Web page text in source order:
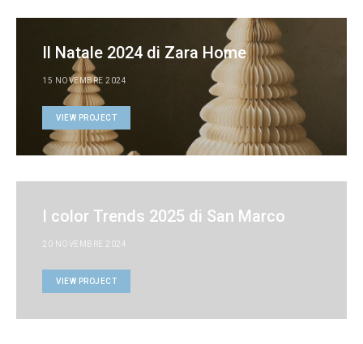
Il Natale 2024 di Zara Home
15 NOVEMBRE 2024
VIEW PROJECT
I color Trends 2025 di San Marco
20 NOVEMBRE 2024
VIEW PROJECT